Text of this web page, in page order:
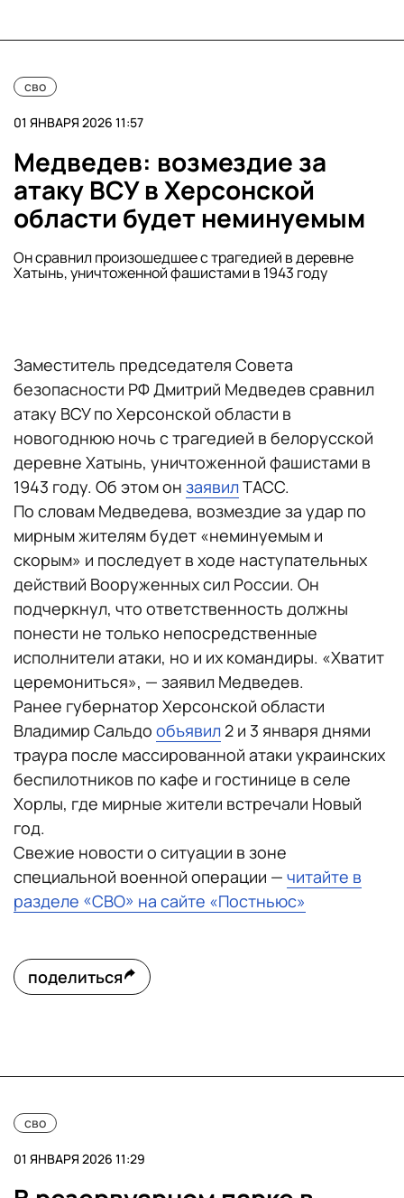
сво
01 ЯНВАРЯ 2026 11:57
Медведев: возмездие за
атаку ВСУ в Херсонской
области будет неминуемым
Он сравнил произошедшее с трагедией в деревне
Хатынь, уничтоженной фашистами в 1943 году
Заместитель председателя Совета
безопасности РФ Дмитрий Медведев сравнил
атаку ВСУ по Херсонской области в
новогоднюю ночь с трагедией в белорусской
деревне Хатынь, уничтоженной фашистами в
1943 году. Об этом он заявилТАСС.
По словам Медведева, возмездие за удар по
мирным жителям будет «неминуемым и
скорым» и последует в ходе наступательных
действий Вооруженных сил России. Он
подчеркнул, что ответственность должны
понести не только непосредственные
исполнители атаки, но и их командиры. «Хватит
церемониться», — заявил Медведев.
Ранее губернатор Херсонской области
Владимир Сальдо объявил 2 и 3 января днями
траура после массированной атаки украинских
беспилотников по кафе и гостинице в селе
Хорлы, где мирные жители встречали Новый
год.
Свежие новости о ситуации в зоне
специальной военной операции — читайте в
разделе «СВО» на сайте «Постньюс»
поделиться
сво
01 ЯНВАРЯ 2026 11:29